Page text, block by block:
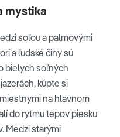
mystika
soľou a palmovými
a ľudské činy sú
bielych soľných
kúpte si
na hlavnom
do rytmu tepov piesku
Medzi starými